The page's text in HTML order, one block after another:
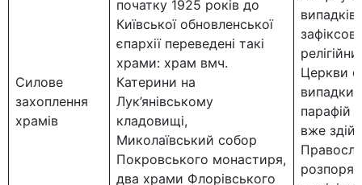
Силове
захоплення
храмів
початку 1925 років до
Київської обновленської
єпархії переведені такі
храми: храм вмч.
Катерини на
Лук’янівському
кладовищі,
Миколаївський собор
Покровського монастиря,
два храми Флорівського
Церкви
випадки
парафій
вже